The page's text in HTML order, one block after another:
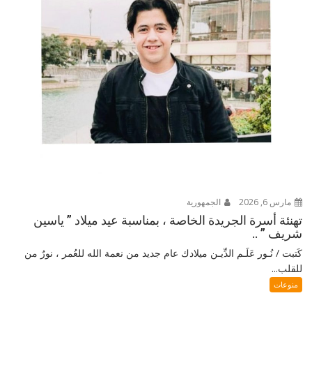
مارس 6, 2026 الجمهورية
تهنئة أسرة الجريدة الخاصة ، بمناسبة عيد ميلاد ” ياسين
شريف ” ..
كَتبت / نُـور عَلَـم الدِّيـن ميلادك عام جديد من نعمة الله للعُمر ، نورٌ من
للقلب...
منوعات